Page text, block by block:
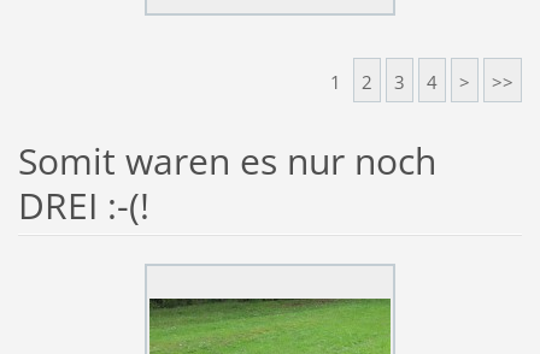
1 2 3 4 > >>
Somit waren es nur noch
DREI :-(!